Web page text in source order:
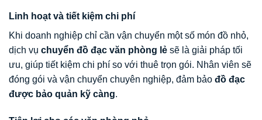
Linh hoạt và tiết kiệm chi phí
Khi doanh nghiệp chỉ cần vận chuyển một số món đồ nhỏ,
dịch vụ chuyển đồ đạc văn phòng lẻ sẽ là giải pháp tối
ưu, giúp tiết kiệm chi phí so với thuê trọn gói. Nhân viên sẽ
đóng gói và vận chuyển chuyên nghiệp, đảm bảo đồ đạc
được bảo quản kỹ càng.